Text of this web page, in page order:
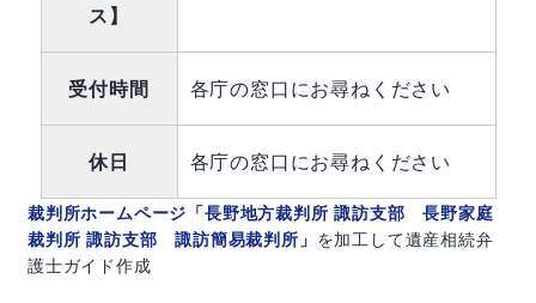
ス】
受付時間 各庁の窓口にお尋ねください
休日 各庁の窓口にお尋ねください
裁判所ホームページ「長野地方裁判所 諏訪支部 長野家庭
裁判所 諏訪支部 諏訪簡易裁判所」 を加工して遺産相続弁
護士ガイド作成